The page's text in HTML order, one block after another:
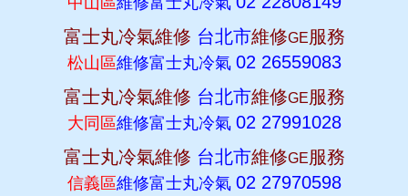
富士丸冷氣維修 台北市維修GE服務
松山區維修富士丸冷氣 02 26559083
富士丸冷氣維修 台北市維修GE服務
大同區維修富士丸冷氣 02 27991028
富士丸冷氣維修 台北市維修GE服務
信義區維修富士丸冷氣 02 27970598